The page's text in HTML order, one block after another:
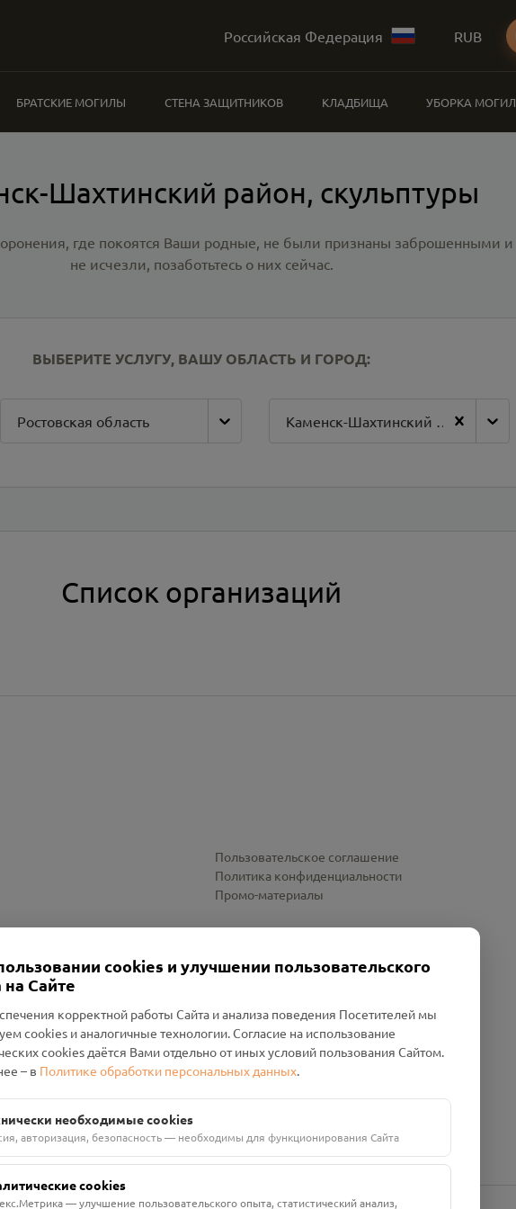
Российская Федерация RUB
БРАТСКИЕ МОГИЛЫ СТЕНА ЗАЩИТНИКОВ КЛАДБИЩА УБОРКА МОГИЛ
Шахтинский район, скульптуры
где покоятся Ваши родные, не были признаны заброшенными и
не исчезли, позаботьтесь о них сейчас.
ВЫБЕРИТЕ УСЛУГУ, ВАШУ ОБЛАСТЬ И ГОРОД:
Ростовская область Каменск-Шахтинский район
Список организаций
Пользовательское соглашение
Политика конфиденциальности
Промо-материалы
Проект Помним»
Руднянский, г. Рудня, улица Западная, д. 26А, пом. 18
БАНК"
cookies и улучшении пользовательского
Сайте
корректной работы Сайта и анализа поведения Посетителей мы
cookies и аналогичные технологии. Согласие на использование
cookies даётся Вами отдельно от иных условий пользования Сайтом.
– в Политике обработки персональных данных.
необходимые cookies
авторизация, безопасность — необходимы для функционирования Сайта
cookies
— улучшение пользовательского опыта, статистический анализ,